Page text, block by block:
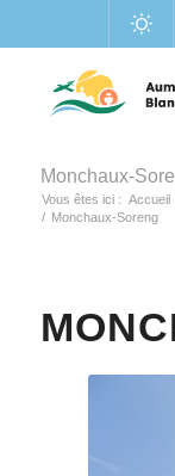
Monchaux-
Vous êtes ici : Accueil
/ Monchaux-Soreng